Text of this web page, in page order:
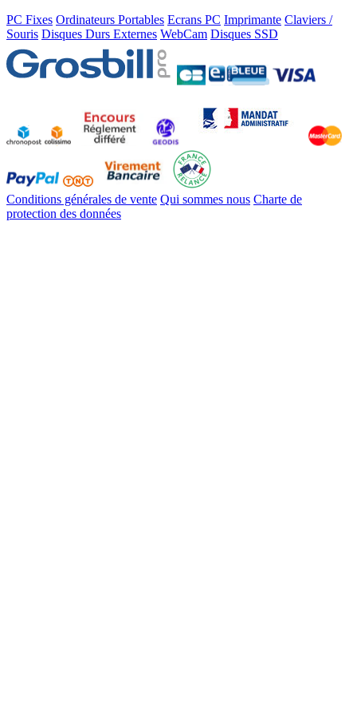
PC Fixes Ordinateurs Portables Ecrans PC Imprimante Claviers /
Souris Disques Durs Externes WebCam Disques SSD
Conditions générales de vente Qui sommes nous Charte de
protection des données